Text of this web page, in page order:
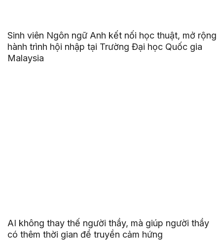
Sinh viên Ngôn ngữ Anh kết nối học thuật, mở rộng
hành trình hội nhập tại Trường Đại học Quốc gia
Malaysia
AI không thay thế người thầy, mà giúp người thầy
có thêm thời gian để truyền cảm hứng